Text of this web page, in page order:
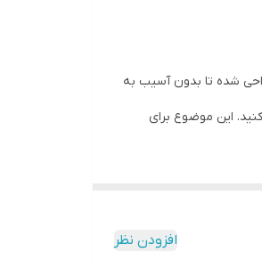
شده تا بدون آسیب به
این موضوع برای
افزودن نظر